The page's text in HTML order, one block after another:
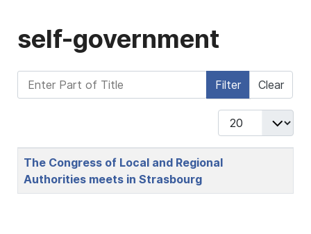
self-government
Enter Part of Title Filter Clear
Display #
Title
The Congress of Local and Regional
Authorities meets in Strasbourg